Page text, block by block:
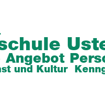
Angebot
und Kultur